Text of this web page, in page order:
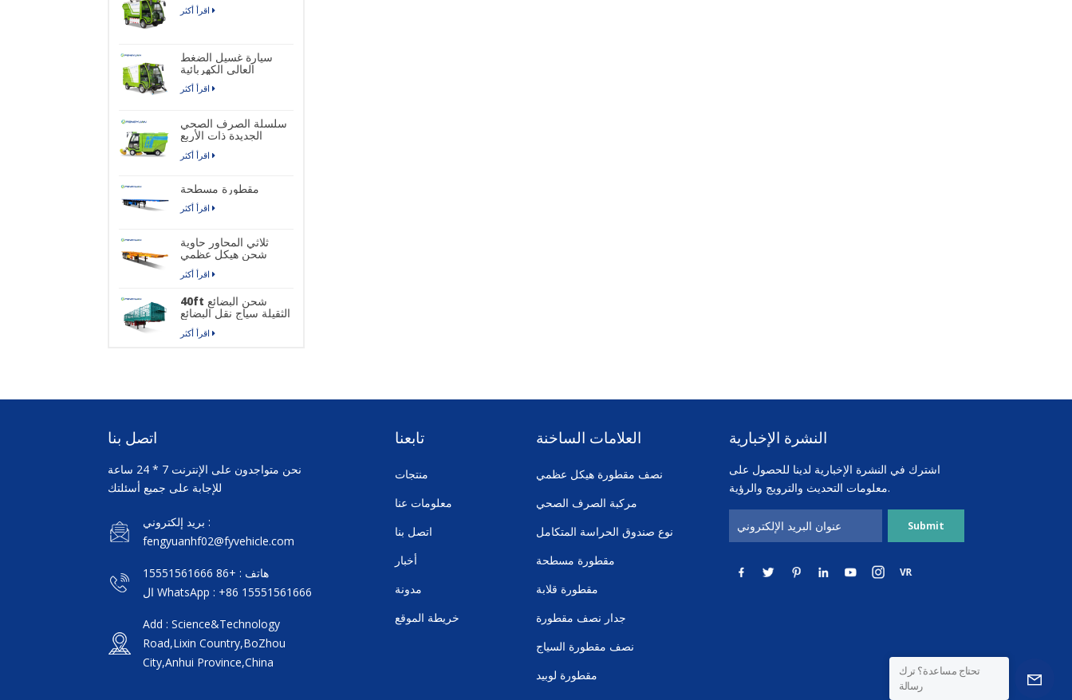
اقرأ أكثر
سيارة غسيل الضغط
العالي الكهربائية
اقرأ أكثر
سلسلة الصرف الصحي
الجديدة ذات الأربع
عجلات شاحنة كنس
الشوارع الصناعية
اقرأ أكثر
مقطورة مسطحة
اقرأ أكثر
ثلاثي المحاور حاوية
شحن هيكل عظمي
نصف مقطورة
اقرأ أكثر
40ft شحن البضائع
الثقيلة سياج نقل البضائع
نصف مقطورة
اقرأ أكثر
اتصل بنا
نحن متواجدون على الإنترنت 7 * 24 ساعة
للإجابة على جميع أسئلتك
بريد إلكتروني :
fengyuanhf02@fyvehicle.com
هاتف : +86 15551561666
ال WhatsApp : +86 15551561666
Add : Science&Technology
Road,Lixin Country,BoZhou
City,Anhui Province,China
تابعنا
منتجات
معلومات عنا
اتصل بنا
أخبار
مدونة
خريطة الموقع
العلامات الساخنة
نصف مقطورة هيكل عظمي
مركبة الصرف الصحي
نوع صندوق الحراسة المتكامل
مقطورة مسطحة
مقطورة قلابة
جدار نصف مقطورة
نصف مقطورة السياج
مقطورة لوبيد
النشرة الإخبارية
اشترك في النشرة الإخبارية لدينا للحصول على
معلومات التحديث والترويج والرؤية.
تحتاج مساعدة؟ ترك
رسالة